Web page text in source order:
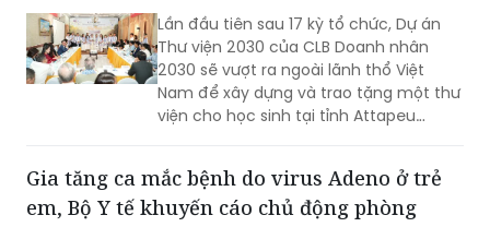
Thư viện 2030 lan tỏa tri thức đến học sinh
Việt - Lào tại Attapeu
Lần đầu tiên sau 17 kỳ tổ chức, Dự án
Thư viện 2030 của CLB Doanh nhân
Nam để xây dựng và trao tặng một thư
viện cho học sinh tại tỉnh Attapeu
(Lào), góp phần lan tỏa tri thức, gìn giữ